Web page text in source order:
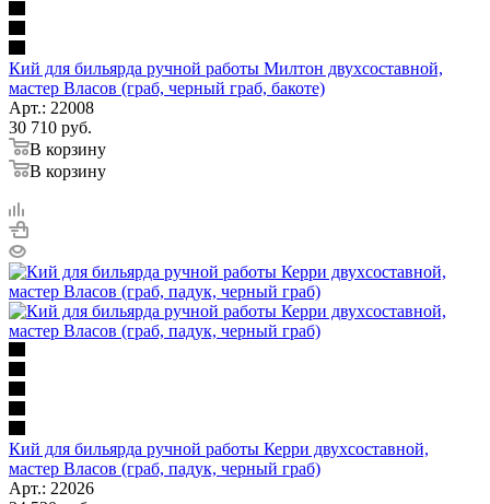
Кий для бильярда ручной работы Милтон двухсоставной,
мастер Власов (граб, черный граб, бакоте)
Арт.: 22008
30 710 руб.
В корзину
В корзину
Кий для бильярда ручной работы Керри двухсоставной,
мастер Власов (граб, падук, черный граб)
Арт.: 22026